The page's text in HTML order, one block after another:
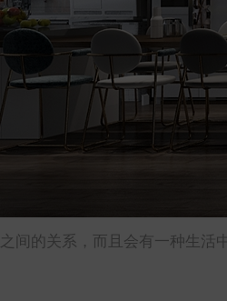
间的关系，而且会有一种生